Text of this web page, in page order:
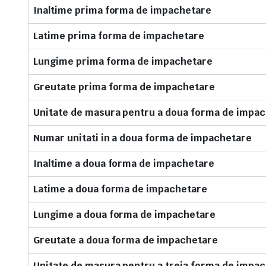
Inaltime prima forma de impachetare
Latime prima forma de impachetare
Lungime prima forma de impachetare
Greutate prima forma de impachetare
Unitate de masura pentru a doua forma de
Numar unitati in a doua forma de impachetare
Inaltime a doua forma de impachetare
Latime a doua forma de impachetare
Lungime a doua forma de impachetare
Greutate a doua forma de impachetare